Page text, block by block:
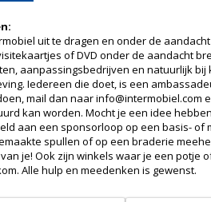
uit te dragen en onder de
of DVD onder de aandacht
aanpassingsbedrijven en natuurlijk
Iedereen die doet, is een
mail dan naar
kan worden. Mocht je een idee
aan een sponsorloop op een basis-
spullen of op een braderie
je! Ook zijn winkels waar je een potje
Alle hulp en meedenken is gewenst.